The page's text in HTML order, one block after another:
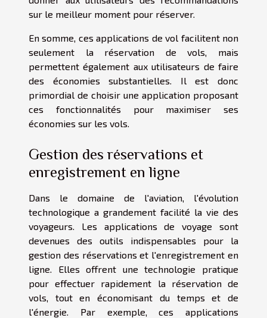
sur le meilleur moment pour réserver.
En somme, ces applications de vol facilitent non
seulement la réservation de vols, mais
permettent également aux utilisateurs de faire
des économies substantielles. Il est donc
primordial de choisir une application proposant
ces fonctionnalités pour maximiser ses
économies sur les vols.
Gestion des réservations et
enregistrement en ligne
Dans le domaine de l'aviation, l'évolution
technologique a grandement facilité la vie des
voyageurs. Les applications de voyage sont
devenues des outils indispensables pour la
gestion des réservations et l'enregistrement en
ligne. Elles offrent une technologie pratique
pour effectuer rapidement la réservation de
vols, tout en économisant du temps et de
l'énergie. Par exemple, ces applications